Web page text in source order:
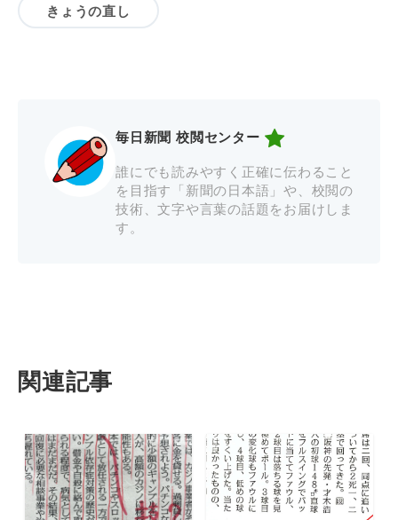
きょうの直し
毎日新聞 校閲センター
誰にでも読みやすく正確に伝わること
を目指す「新聞の日本語」や、校閲の
技術、文字や言葉の話題をお届けしま
す。
関連記事